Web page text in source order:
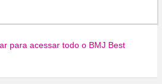
para acessar todo o BMJ Best